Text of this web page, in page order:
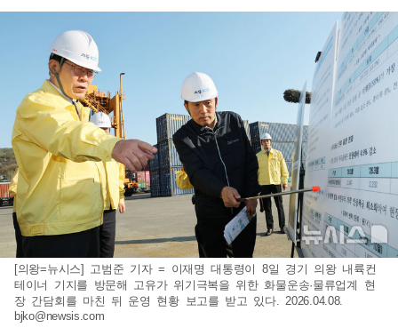
[의왕=뉴시스] 고범준 기자 = 이재명 대통령이 8일 경기 의왕 내륙컨
테이너 기지를 방문해 고유가 위기극복을 위한 화물운송·물류업계 현
장 간담회를 마친 뒤 운영 현황 보고를 받고 있다. 2026.04.08.
bjko@newsis.com